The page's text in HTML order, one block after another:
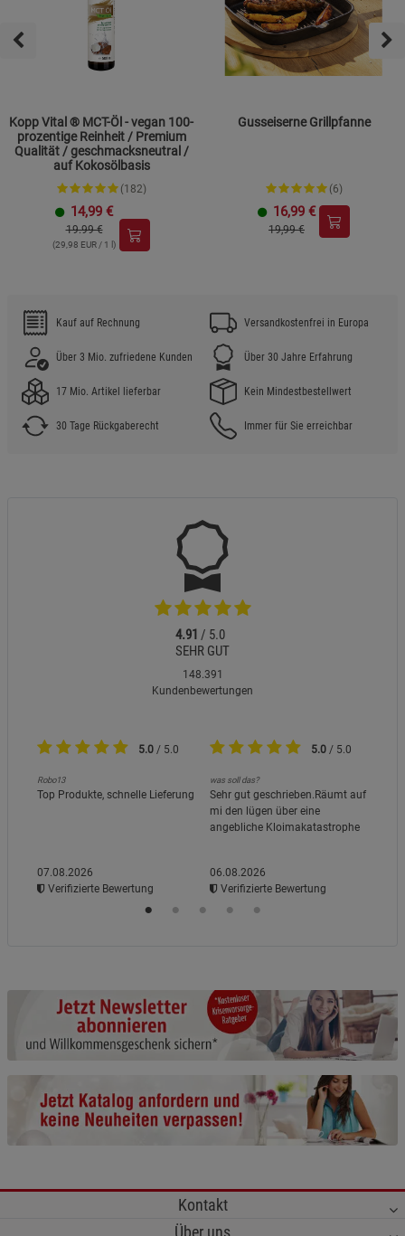
Kopp Vital ® MCT-Öl - vegan 100-
prozentige Reinheit / Premium
Qualität / geschmacksneutral /
auf Kokosölbasis
(182)
14,99 €
19.99 €
(29,98 EUR / 1 l)
Gusseiserne Grillpfanne
(6)
16,99 €
19,99 €
Kauf auf Rechnung Versandkostenfrei in Europa
Über 3 Mio. zufriedene Kunden Über 30 Jahre Erfahrung
17 Mio. Artikel lieferbar Kein Mindestbestellwert
30 Tage Rückgaberecht Immer für Sie erreichbar
4.91 / 5.0
SEHR GUT
148.391
Kundenbewertungen
5.0 / 5.0
Robo13
Top Produkte, schnelle Lieferung
07.08.2026
Verifizierte Bewertung
5.0 / 5.0
was soll das?
Sehr gut geschrieben.Räumt auf
mi den lügen über eine
angebliche Kloimakatastrophe
06.08.2026
Verifizierte Bewertung
Kontakt
Über uns